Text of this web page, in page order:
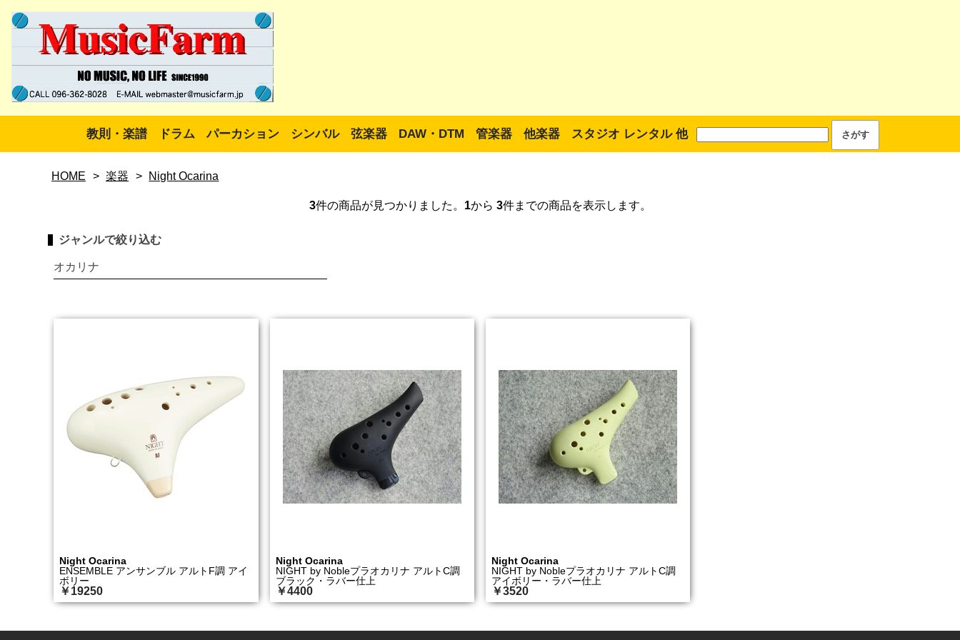
教則・楽譜 ドラム パーカション シンバル 弦楽器 DAW・DTM 管楽器 他楽器 スタジオ レンタル 他
HOME > 楽器 > Night Ocarina
3件の商品が見つかりました。 1から 3件までの商品を表示します。
ジャンルで絞り込む
オカリナ
Night Ocarina
ENSEMBLE アンサンブル アルトF調 アイ
ボリー
￥19250
Night Ocarina
NIGHT by Nobleプラオカリナ アルトC調
ブラック・ラバー仕上
￥4400
Night Ocarina
NIGHT by Nobleプラオカリナ アルトC調
アイボリー・ラバー仕上
￥3520